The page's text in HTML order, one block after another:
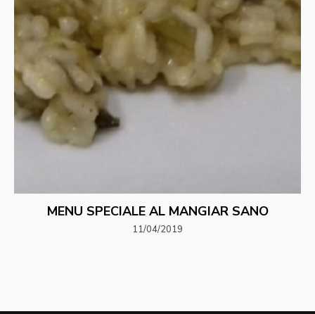
MENU SPECIALE AL MANGIAR SANO
11/04/2019